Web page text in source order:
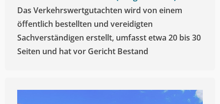
Das Verkehrswertgutachten wird von einem
öffentlich bestellten und vereidigten
Sachverständigen erstellt, umfasst etwa 20 bis 30
Seiten und hat vor Gericht Bestand